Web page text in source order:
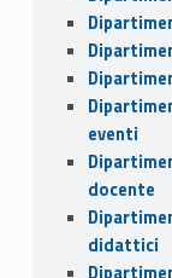
eventi
docente
didattici